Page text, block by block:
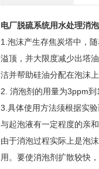
电厂脱硫系统用水处理消
1.泡沫产生存焦炭塔中，
溢顶，并大限度减少出塔
洁并帮助硅油分配在泡沫
2. 消泡剂的用量为3ppm
3.具体使用方法须根据实
与起泡液有一定程度的亲
由于消泡过程实际上是泡
用。要使消泡剂扩散较快